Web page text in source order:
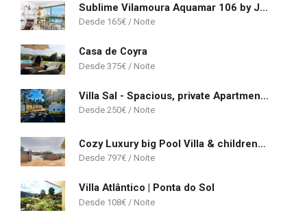
Sublime Vilamoura Aquamar 106 by JG Apartments
165€
Casa de Coyra
375€
Villa Sal - Spacious, private Apartment in a Villa with pool
250€
Cozy Luxury big Pool Villa & childrens Zoo
797€
Villa Atlântico | Ponta do Sol
108€